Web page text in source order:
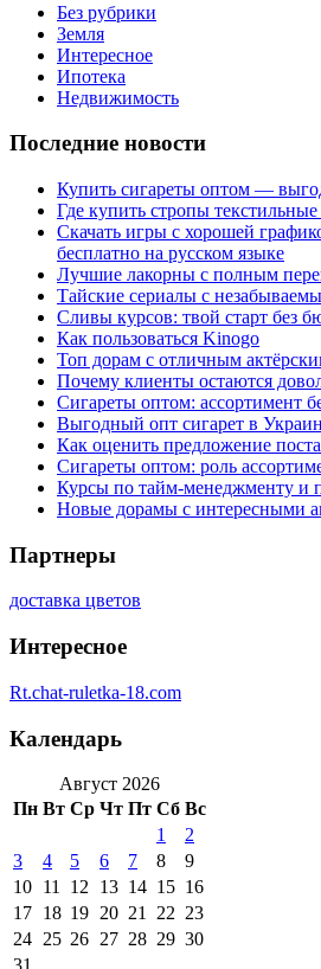
Без рубрики
Земля
Интересное
Ипотека
Недвижимость
Последние новости
Купить сигареты оптом —
Где купить стропы
Скачать игры с хорошей
бесплатно на русском языке
Лучшие лакорны с полным
Тайские сериалы с
Сливы курсов: твой старт без
Как пользоваться Kinogo
Топ дорам с отличным
Почему клиенты остаются
Сигареты оптом: ассортимент
Выгодный опт сигарет в
Как оценить предложение
Сигареты оптом: роль
Курсы по тайм-менеджменту и
Новые дорамы с интересными
Партнеры
доставка цветов
Интересное
Rt.chat-ruletka-18.com
Календарь
Август 2026
Пн Вт Ср Чт Пт Сб Вс
1
2
3
4 5 6 7 8
9
10 11 12 13 14 15 16
17 18 19 20 21 22 23
24 25 26 27 28 29 30